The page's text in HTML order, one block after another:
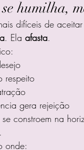
humilha,
difíceis de
. Ela afasta.
respeito
gera rejeição
se constroem na
onde: